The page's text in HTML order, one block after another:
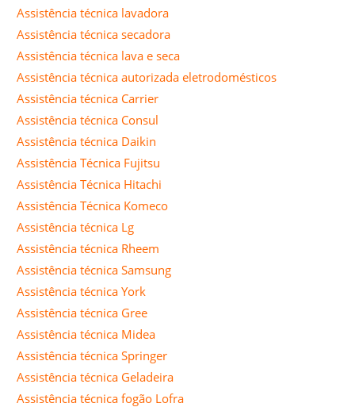
Assistência técnica lavadora
Assistência técnica secadora
Assistência técnica lava e seca
Assistência técnica autorizada eletrodomésticos
Assistência técnica Carrier
Assistência técnica Consul
Assistência técnica Daikin
Assistência Técnica Fujitsu
Assistência Técnica Hitachi
Assistência Técnica Komeco
Assistência técnica Lg
Assistência técnica Rheem
Assistência técnica Samsung
Assistência técnica York
Assistência técnica Gree
Assistência técnica Midea
Assistência técnica Springer
Assistência técnica Geladeira
Assistência técnica fogão Lofra